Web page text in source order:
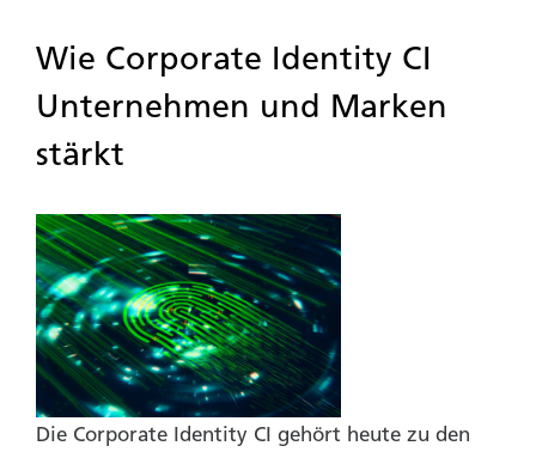
Wie Corporate Identity CI
Unternehmen und Marken
stärkt
Die Corporate Identity CI gehört heute zu den